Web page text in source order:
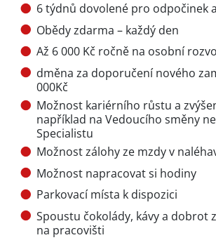
6 týdnů dovolené pro odpočinek
Obědy zdarma – každý den
Až 6 000 Kč ročně na osobní
dměna za doporučení nového
000Kč
Možnost kariérního růstu a
například na Vedoucího směny
Specialistu
Možnost zálohy ze mzdy v
Možnost napracovat si hodiny
Parkovací místa k dispozici
Spoustu čokolády, kávy a dobrot
na pracovišti